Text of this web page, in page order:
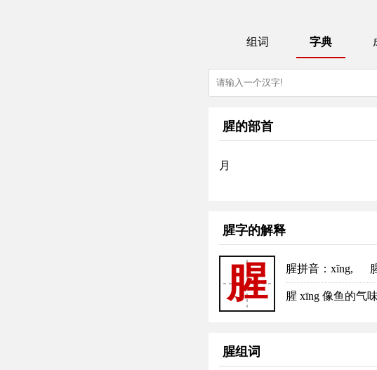
组词 字典
腥的部首
月
腥字的解释
腥 腥拼音 ：xīng,
腥 xīng 像鱼的气
腥组词